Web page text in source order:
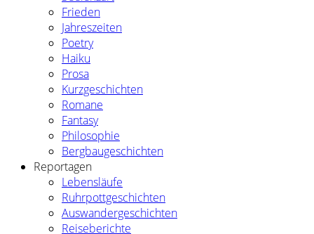
Frieden
Jahreszeiten
Poetry
Haiku
Prosa
Kurzgeschichten
Romane
Fantasy
Philosophie
Bergbaugeschichten
Reportagen
Lebensläufe
Ruhrpottgeschichten
Auswandergeschichten
Reiseberichte